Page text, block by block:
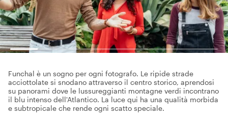
Funchal è un sogno per ogni fotografo. Le ripide strade
acciottolate si snodano attraverso il centro storico, aprendosi
su panorami dove le lussureggianti montagne verdi incontrano
il blu intenso dell'Atlantico. La luce qui ha una qualità morbida
e subtropicale che rende ogni scatto speciale.